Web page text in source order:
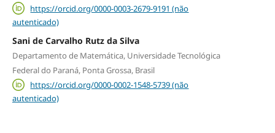
https://orcid.org/0000-0003-2679-9191 (não
autenticado)
Sani de Carvalho Rutz da Silva
Departamento de Matemática, Universidade Tecnológica
Federal do Paraná, Ponta Grossa, Brasil
https://orcid.org/0000-0002-1548-5739 (não
autenticado)